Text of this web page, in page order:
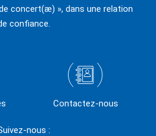
concert(æ) », dans une relation
confiance.
nous :
Contactez-nous